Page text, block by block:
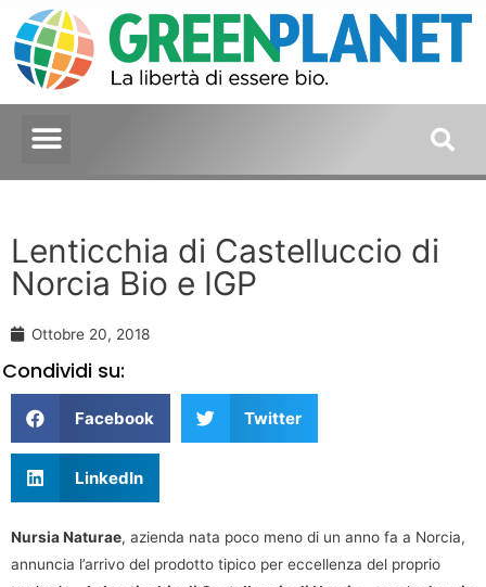
Lenticchia di Castelluccio di
Norcia Bio e IGP
Ottobre 20, 2018
Condividi su:
Facebook Twitter
LinkedIn
Nursia Naturae, azienda nata poco meno di un anno fa a Norcia,
annuncia l’arrivo del prodotto tipico per eccellenza del proprio